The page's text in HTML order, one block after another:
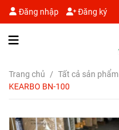
Đăng nhập Đăng ký
Trang chủ / Tất cả sản phẩm
KEARBO BN-100